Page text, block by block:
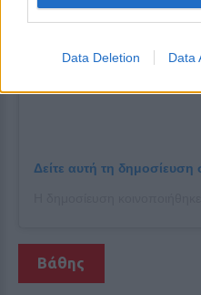
Data Deletion Data
Δείτε αυτή τη
Βάθης